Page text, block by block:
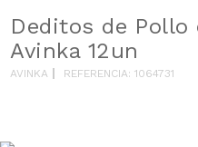
Deditos de Pollo
Avinka 12un
AVINKA REFERENCIA:1064731